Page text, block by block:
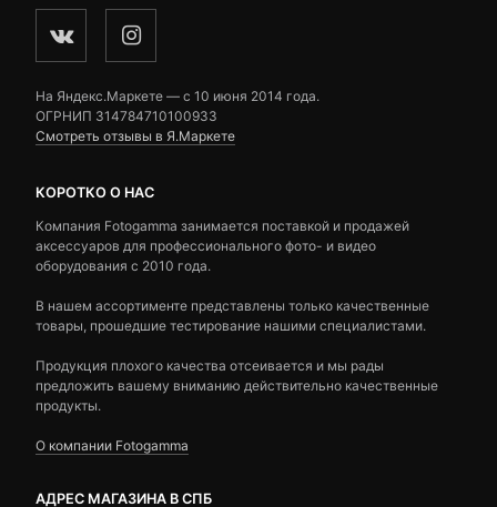
На Яндекс.Маркете — c 10 июня 2014 года.
ОГРНИП 314784710100933
Смотреть отзывы в Я.Маркете
КОРОТКО О НАС
Компания Fotogamma занимается поставкой и продажей
аксессуаров для профессионального фото- и видео
оборудования с 2010 года.
В нашем ассортименте представлены только качественные
товары, прошедшие тестирование нашими специалистами.
Продукция плохого качества отсеивается и мы рады
предложить вашему вниманию действительно качественные
продукты.
О компании Fotogamma
АДРЕС МАГАЗИНА В СПБ